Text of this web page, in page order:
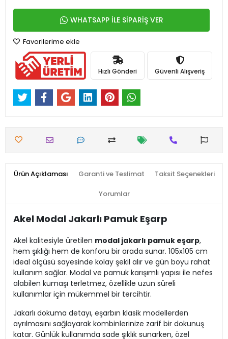
WHATSAPP İLE SİPARİŞ VER
Favorilerime ekle
Hızlı Gönderi Güvenli Alışveriş
Ürün Açıklaması Garanti ve Teslimat Taksit Seçenekleri
Yorumlar
Akel Modal Jakarlı Pamuk Eşarp
Akel kalitesiyle üretilen modal jakarlı pamuk eşarp,
hem şıklığı hem de konforu bir arada sunar. 105x105 cm
ideal ölçüsü sayesinde kolay şekil alır ve gün boyu rahat
kullanım sağlar. Modal ve pamuk karışımlı yapısı ile nefes
alabilen kumaşı terletmez, özellikle uzun süreli
kullanımlar için mükemmel bir tercihtir.
Jakarlı dokuma detayı, eşarbın klasik modellerden
ayrılmasını sağlayarak kombinlerinize zarif bir dokunuş
katar. Günlük kullanımda sade şıklık sunarken, özel